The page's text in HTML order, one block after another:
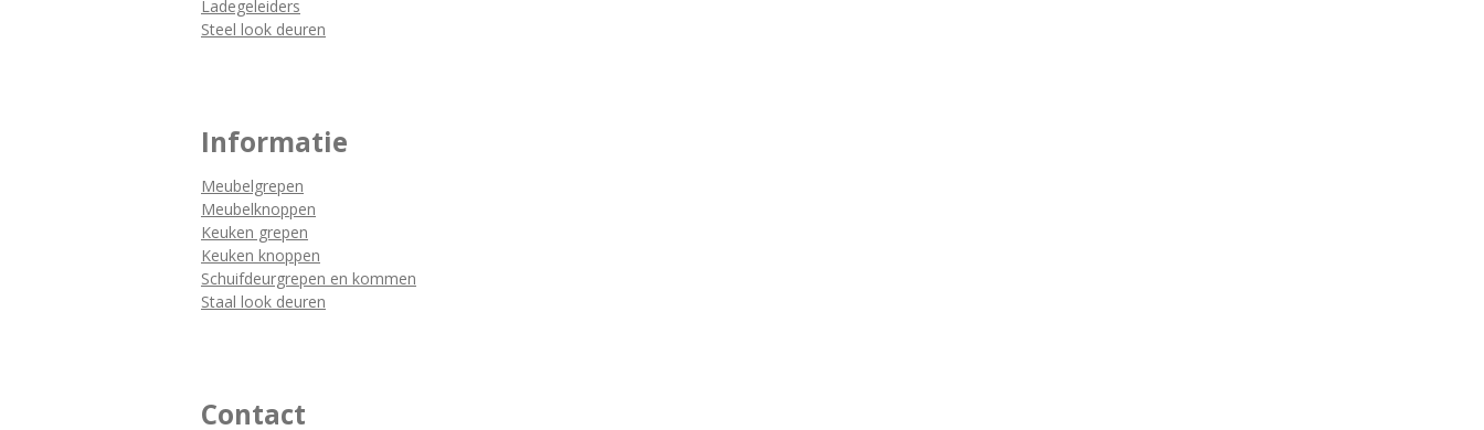
Ladegeleiders
Steel look deuren
Informatie
Meubelgrepen
Meubelknoppen
Keuken grepen
Keuken knoppen
Schuifdeurgrepen en kommen
Staal look deuren
Contact